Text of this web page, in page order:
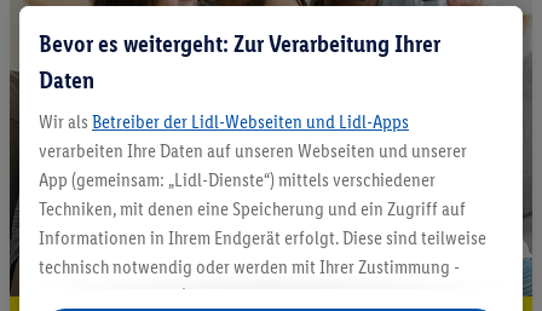
Bevor es weitergeht: Zur Verarbeitung Ihrer
Daten
Wir als Betreiber der Lidl-Webseiten und Lidl-Apps
verarbeiten Ihre Daten auf unseren Webseiten und unserer
App (gemeinsam: „Lidl-Dienste“) mittels verschiedener
Techniken, mit denen eine Speicherung und ein Zugriff auf
Informationen in Ihrem Endgerät erfolgt. Diese sind teilweise
technisch notwendig oder werden mit Ihrer Zustimmung -
auch durch Partner (u.a.